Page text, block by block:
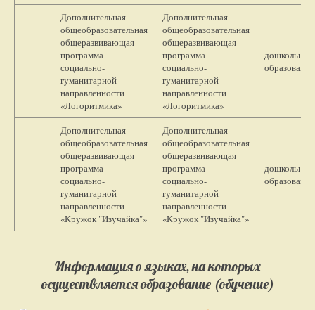
Дополнительная
общеобразовательная
общеразвивающая
программа
социально-
гуманитарной
направленности
«Логоритмика»
Дополнительная
общеобразовательная
общеразвивающая
программа
социально-
гуманитарной
направленности
«Логоритмика»
дошкольное
образование
Дополнительная
общеобразовательная
общеразвивающая
программа
социально-
гуманитарной
направленности
«Кружок "Изучайка"»
Дополнительная
общеобразовательная
общеразвивающая
программа
социально-
гуманитарной
направленности
«Кружок "Изучайка"»
дошкольное
образование
Информация о языках, на которых
осуществляется образование (обучение)